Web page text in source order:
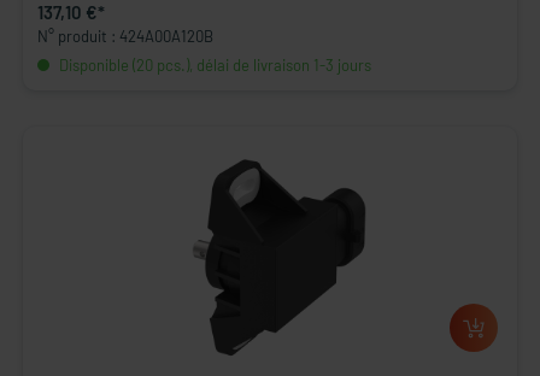
137,10 €*
N° produit : 424A00A120B
Disponible (20 pcs.), délai de livraison 1-3 jours